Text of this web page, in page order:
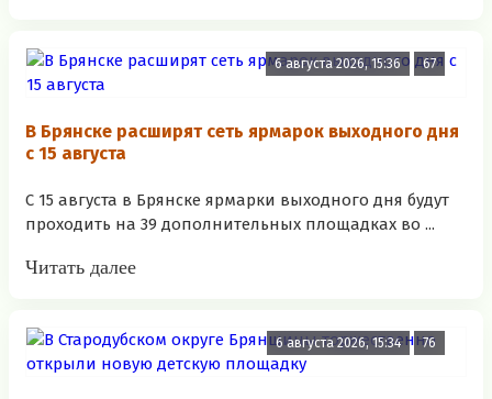
6 августа 2026, 15:36 67
В Брянске расширят сеть ярмарок выходного дня
с 15 августа
С 15 августа в Брянске ярмарки выходного дня будут
проходить на 39 дополнительных площадках во ...
Читать далее
6 августа 2026, 15:34 76